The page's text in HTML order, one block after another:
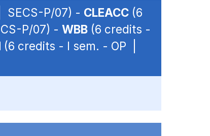
SECS-P/07) - CLEACC (6
P/07) - WBB (6 credits -
(6 credits - I sem. - OP |